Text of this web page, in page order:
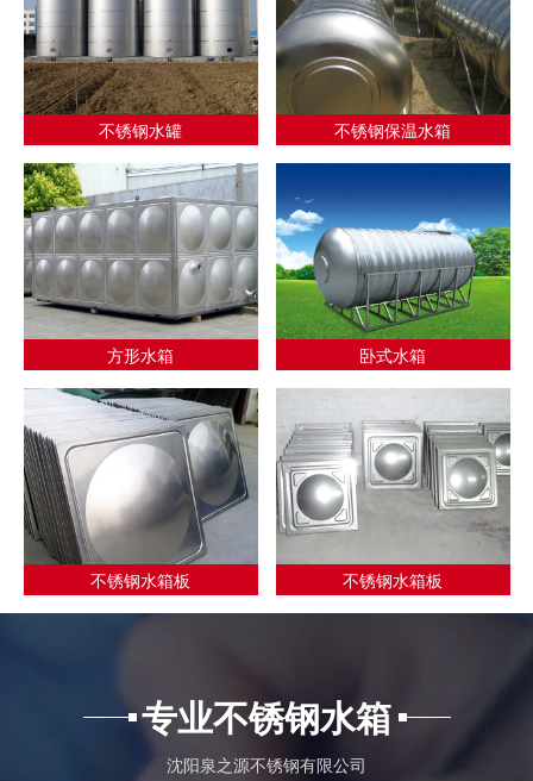
不锈钢水罐 不锈钢保温水箱
方形水箱 卧式水箱
不锈钢水箱板 不锈钢水箱板
专业不锈钢水箱
沈阳泉之源不锈钢有限公司